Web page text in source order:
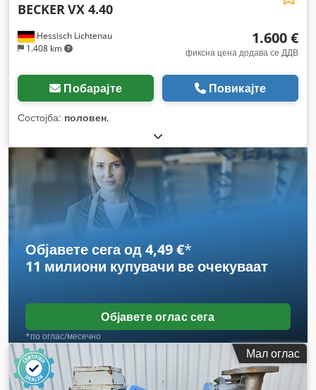
Hessisch Lichtenau
1.408 km
BECKERVX 4.40
1.600 €
фиксна цена додава се ДДВ
Побарајте Повикајте
Состојба: половен,
Објавете сега од 4,49 €*
11 милиони купувачи ве очекуваат
Објавете оглас сега
*по оглас/месечно
Мал оглас